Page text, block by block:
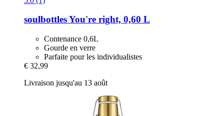
soulbottlesYou're right, 0,60 L
Contenance 0,6L
Gourde en verre
Parfaite pour les individualistes
€ 32,99
Livraison jusqu'au 13 août